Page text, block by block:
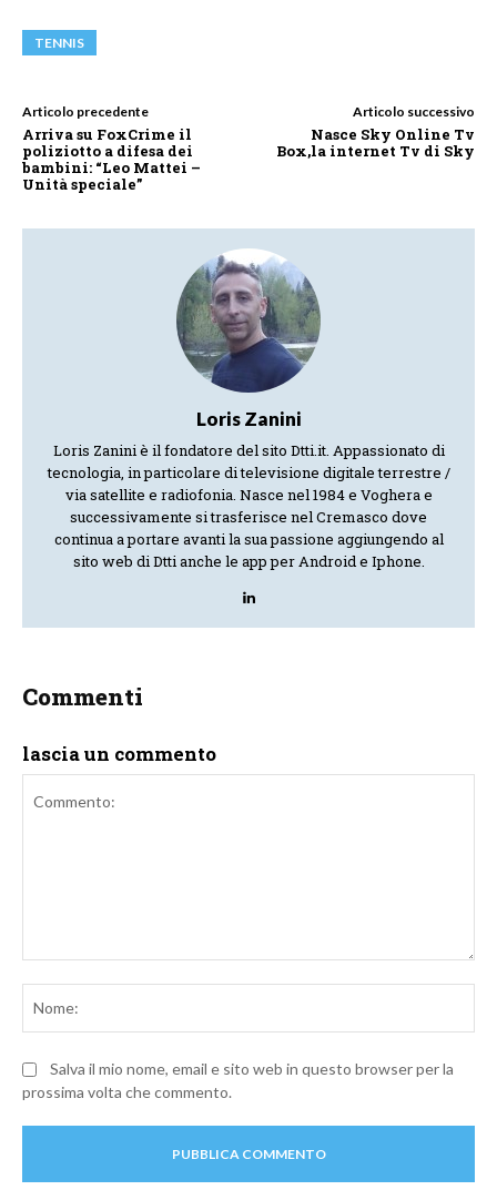
TENNIS
Articolo precedente
Arriva su FoxCrime il
poliziotto a difesa dei
bambini: “Leo Mattei –
Unità speciale”
Articolo successivo
Nasce Sky Online Tv
Box,la internet Tv di Sky
Loris Zanini
Loris Zanini è il fondatore del sito Dtti.it. Appassionato di
tecnologia, in particolare di televisione digitale terrestre /
via satellite e radiofonia. Nasce nel 1984 e Voghera e
successivamente si trasferisce nel Cremasco dove
continua a portare avanti la sua passione aggiungendo al
sito web di Dtti anche le app per Android e Iphone.
Commenti
lascia un commento
Salva il mio nome, email e sito web in questo browser per la
prossima volta che commento.